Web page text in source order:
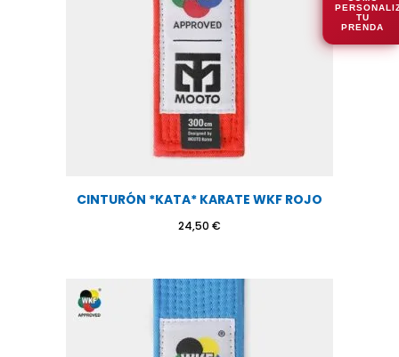
CINTURÓN *KATA* KARATE WKF ROJO
24,50 €
TU
PRENDA